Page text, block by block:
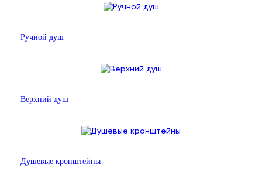
Ручной душ
Верхний душ
Душевые кронштейны